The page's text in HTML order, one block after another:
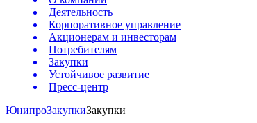
Деятельность
Корпоративное управление
Акционерам и инвесторам
Потребителям
Закупки
Устойчивое развитие
Пресс-центр
ЮнипроЗакупкиЗакупки